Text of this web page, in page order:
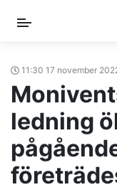
11:30 17 november
ledning